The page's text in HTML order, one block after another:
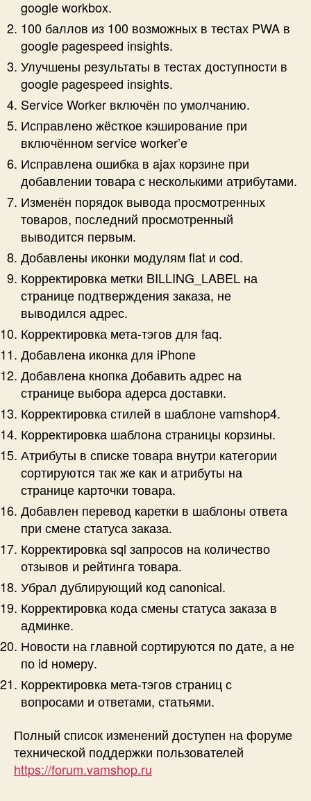
google workbox.
100 баллов из 100 возможных в тестах PWA в
google pagespeed insights.
Улучшены результаты в тестах доступности в
google pagespeed insights.
Service Worker включён по умолчанию.
Исправлено жёсткое кэширование при
включённом service worker’e
Исправлена ошибка в ajax корзине при
добавлении товара с несколькими атрибутами.
Изменён порядок вывода просмотренных
товаров, последний просмотренный
выводится первым.
Добавлены иконки модулям flat и cod.
Корректировка метки BILLING_LABEL на
странице подтверждения заказа, не
выводился адрес.
Корректировка мета-тэгов для faq.
Добавлена иконка для iPhone
Добавлена кнопка Добавить адрес на
странице выбора адерса доставки.
Корректировка стилей в шаблоне vamshop4.
Корректировка шаблона страницы корзины.
Атрибуты в списке товара внутри категории
сортируются так же как и атрибуты на
странице карточки товара.
Добавлен перевод каретки в шаблоны ответа
при смене статуса заказа.
Корректировка sql запросов на количество
отзывов и рейтинга товара.
Убрал дублирующий код canonical.
Корректировка кода смены статуса заказа в
админке.
Новости на главной сортируются по дате, а не
по id номеру.
Корректировка мета-тэгов страниц с
вопросами и ответами, статьями.
Полный список изменений доступен на форуме
технической поддержки пользователей
https://forum.vamshop.ru